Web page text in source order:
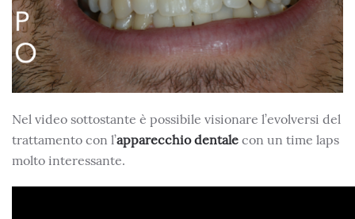
Nel video sottostante è possibile visionare l’evolversi del
trattamento con l’apparecchio dentale con un time laps
molto interessante.